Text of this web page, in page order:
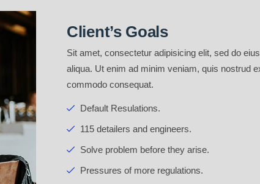
Client’s Goals
Sit amet, consectetur adipisicing elit, sed do
aliqua. Ut enim ad minim veniam, quis nostrud
commodo consequat.
Default Resulations.
115 detailers and engineers.
Solve problem before they arise.
Pressures of more regulations.